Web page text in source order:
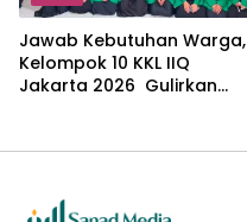
Jawab Kebutuhan Warga,
Kelompok 10 KKL IIQ
Jakarta 2026 Gulirkan